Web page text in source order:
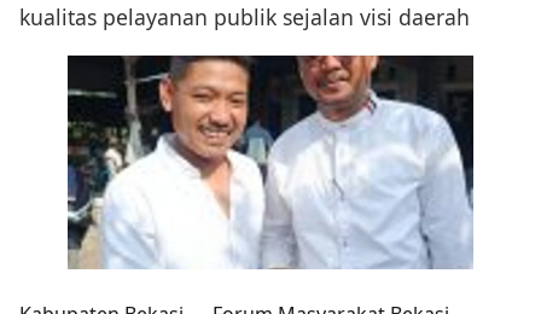
kualitas pelayanan publik sejalan visi daerah